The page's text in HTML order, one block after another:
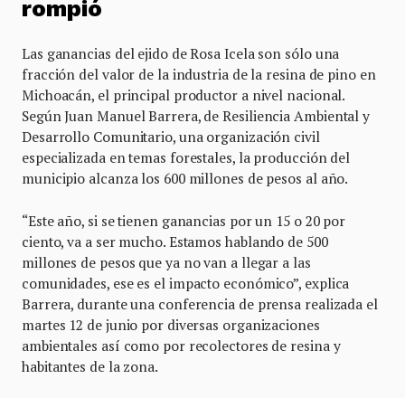
rompió
Las ganancias del ejido de Rosa Icela son sólo una
fracción del valor de la industria de la resina de pino en
Michoacán, el principal productor a nivel nacional.
Según Juan Manuel Barrera, de Resiliencia Ambiental y
Desarrollo Comunitario, una organización civil
especializada en temas forestales, la producción del
municipio alcanza los 600 millones de pesos al año.
“Este año, si se tienen ganancias por un 15 o 20 por
ciento, va a ser mucho. Estamos hablando de 500
millones de pesos que ya no van a llegar a las
comunidades, ese es el impacto económico”, explica
Barrera, durante una conferencia de prensa realizada el
martes 12 de junio por diversas organizaciones
ambientales así como por recolectores de resina y
habitantes de la zona.